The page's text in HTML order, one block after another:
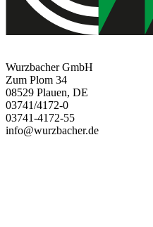
Wurzbacher GmbH
Zum Plom 34
08529 Plauen, DE
03741/4172-0
03741-4172-55
info@wurzbacher.de